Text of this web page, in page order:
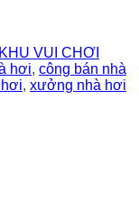
KHU VUI CHƠI
hơi, công bán nhà
, xưởng nhà hơi